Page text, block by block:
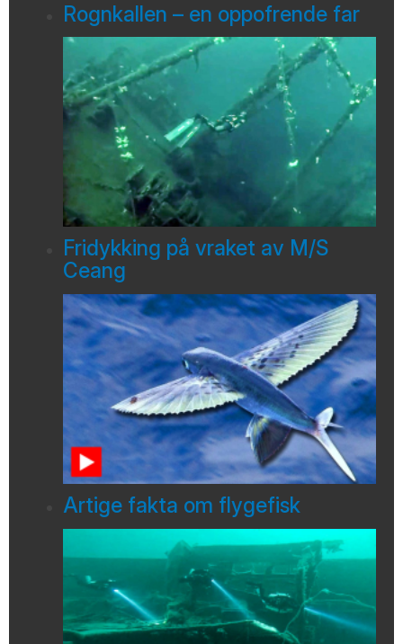
Rognkallen – en oppofrende far
Fridykking på vraket av M/S
Ceang
Artige fakta om flygefisk